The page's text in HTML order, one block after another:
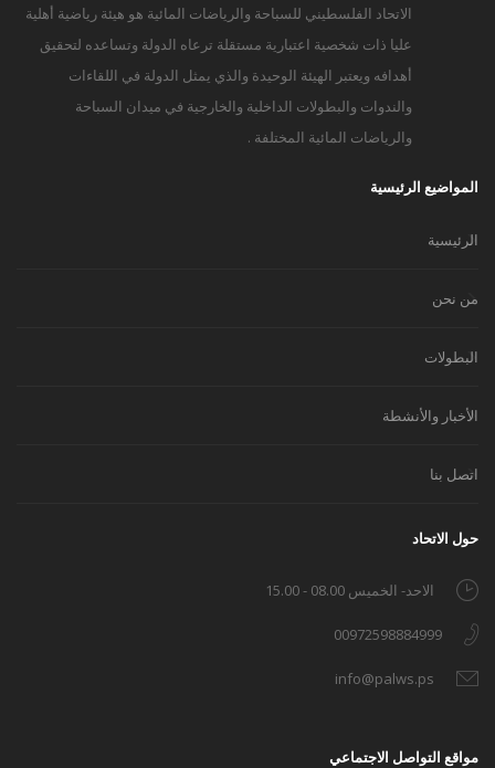
الاتحاد الفلسطيني للسباحة والرياضات المائية هو هيئة رياضية أهلية
عليا ذات شخصية اعتبارية مستقلة ترعاه الدولة وتساعده لتحقيق
أهدافه ويعتبر الهيئة الوحيدة والذي يمثل الدولة في اللقاءات
والندوات والبطولات الداخلية والخارجية في ميدان السباحة
والرياضات المائية المختلفة .
المواضيع الرئيسية
الرئيسية
من نحن
البطولات
الأخبار والأنشطة
اتصل بنا
حول الاتحاد
الاحد- الخميس 08.00 - 15.00
00972598884999
info@palws.ps
مواقع التواصل الاجتماعي